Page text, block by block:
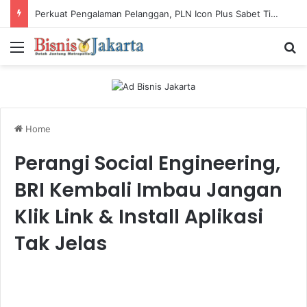
Perkuat Pengalaman Pelanggan, PLN Icon Plus Sabet Tiga Penghargaan CCW 2026
Menu
Home
Perangi Social Engineering,
BRI Kembali Imbau Jangan
Klik Link & Install Aplikasi
Tak Jelas